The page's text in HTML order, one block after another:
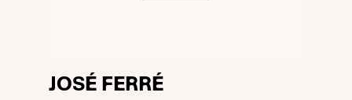
JOSÉ FERRÉ